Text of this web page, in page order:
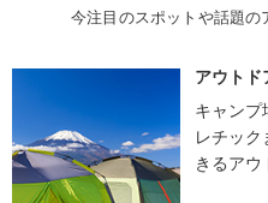
今注目のスポットや話題の
アウトド
キャンプ
レチッ
きるアウ